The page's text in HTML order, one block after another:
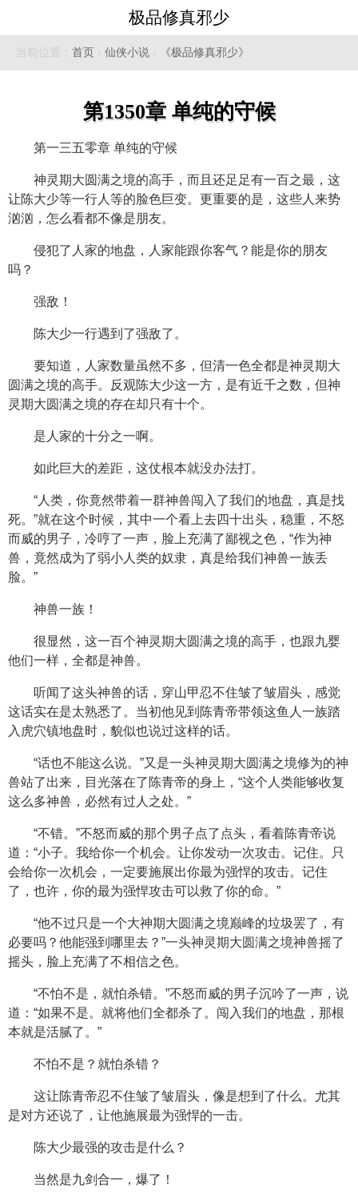
极品修真邪少
当前位置： 首页 › 仙侠小说 › 《极品修真邪少》
第1350章 单纯的守候
第一三五零章 单纯的守候
神灵期大圆满之境的高手，而且还足足有一百之最，这
让陈大少等一行人等的脸色巨变。更重要的是，这些人来势
汹汹，怎么看都不像是朋友。
侵犯了人家的地盘，人家能跟你客气？能是你的朋友
吗？
强敌！
陈大少一行遇到了强敌了。
要知道，人家数量虽然不多，但清一色全都是神灵期大
圆满之境的高手。反观陈大少这一方，是有近千之数，但神
灵期大圆满之境的存在却只有十个。
是人家的十分之一啊。
如此巨大的差距，这仗根本就没办法打。
“人类，你竟然带着一群神兽闯入了我们的地盘，真是找
死。”就在这个时候，其中一个看上去四十出头，稳重，不怒
而威的男子，冷哼了一声，脸上充满了鄙视之色，“作为神
兽，竟然成为了弱小人类的奴隶，真是给我们神兽一族丢
脸。”
神兽一族！
很显然，这一百个神灵期大圆满之境的高手，也跟九婴
他们一样，全都是神兽。
听闻了这头神兽的话，穿山甲忍不住皱了皱眉头，感觉
这话实在是太熟悉了。当初他见到陈青帝带领这鱼人一族踏
入虎穴镇地盘时，貌似也说过这样的话。
“话也不能这么说。”又是一头神灵期大圆满之境修为的神
兽站了出来，目光落在了陈青帝的身上，“这个人类能够收复
这么多神兽，必然有过人之处。”
“不错。”不怒而威的那个男子点了点头，看着陈青帝说
道：“小子。我给你一个机会。让你发动一次攻击。记住。只
会给你一次机会，一定要施展出你最为强悍的攻击。记住
了，也许，你的最为强悍攻击可以救了你的命。”
“他不过只是一个大神期大圆满之境巅峰的垃圾罢了，有
必要吗？他能强到哪里去？”一头神灵期大圆满之境神兽摇了
摇头，脸上充满了不相信之色。
“不怕不是，就怕杀错。”不怒而威的男子沉吟了一声，说
道：“如果不是。就将他们全都杀了。闯入我们的地盘，那根
本就是活腻了。”
不怕不是？就怕杀错？
这让陈青帝忍不住皱了皱眉头，像是想到了什么。尤其
是对方还说了，让他施展最为强悍的一击。
陈大少最强的攻击是什么？
当然是九剑合一，爆了！